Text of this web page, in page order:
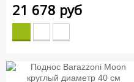
21 678 руб